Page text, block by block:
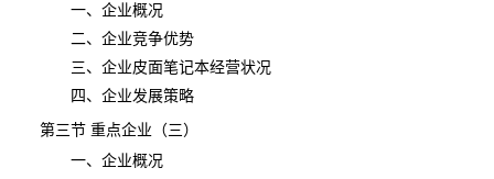
一、企业概况
二、企业竞争优势
三、企业皮面笔记本经营状况
四、企业发展策略
第三节 重点企业（三）
一、企业概况